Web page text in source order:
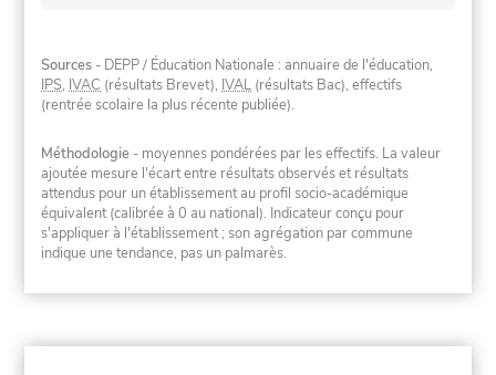
Sources - DEPP / Éducation Nationale : annuaire de l'éducation,
IPS, IVAC (résultats Brevet), IVAL (résultats Bac), effectifs
(rentrée scolaire la plus récente publiée).
Méthodologie - moyennes pondérées par les effectifs. La valeur
ajoutée mesure l'écart entre résultats observés et résultats
attendus pour un établissement au profil socio-académique
équivalent (calibrée à 0 au national). Indicateur conçu pour
s'appliquer à l'établissement ; son agrégation par commune
indique une tendance, pas un palmarès.